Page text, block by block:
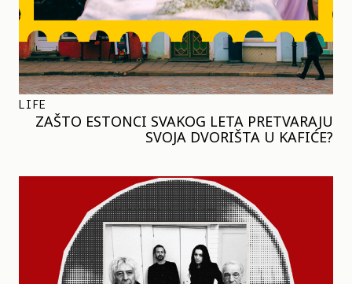
LIFE
ZAŠTO ESTONCI SVAKOG LETA PRETVARAJU
SVOJA DVORIŠTA U KAFIĆE?